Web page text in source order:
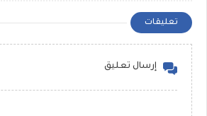
تعليقات
إرسال تعليق